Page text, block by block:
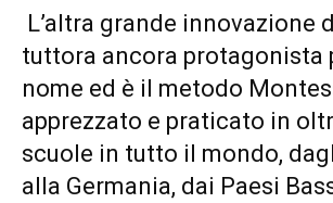
L’altra grande innovazione
tuttora ancora protagonista
nome ed è il metodo
apprezzato e praticato in
scuole in tutto il mondo,
alla Germania, dai Paesi